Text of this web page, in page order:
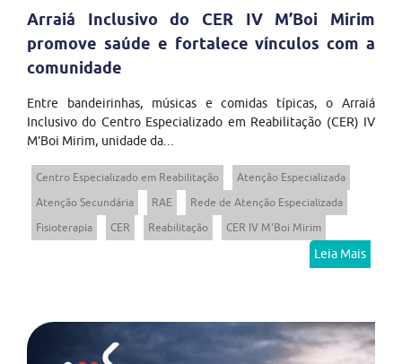
Arraiá Inclusivo do CER IV M’Boi Mirim
promove saúde e fortalece vínculos com a
comunidade
Entre bandeirinhas, músicas e comidas típicas, o Arraiá
Inclusivo do Centro Especializado em Reabilitação (CER) IV
M’Boi Mirim, unidade da...
Centro Especializado em Reabilitação
Atenção Especializada
Atenção Secundária
RAE
Rede de Atenção Especializada
Fisioterapia
CER Reabilitação CER IV M'Boi Mirim
Leia Mais